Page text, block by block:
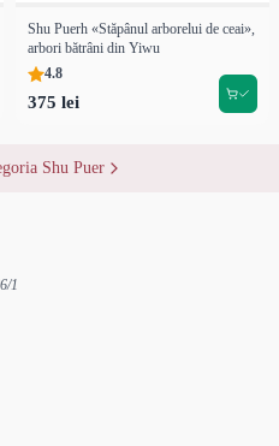
Shu Puerh «Stăpânul arborelui de ceai»,
arbori bătrâni din Yiwu
4.8
375 lei
Shu Puer
1